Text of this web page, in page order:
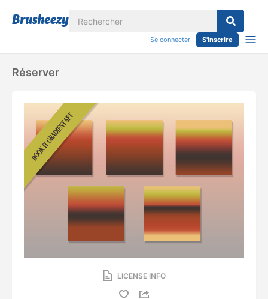
Se connecter S'inscrire
Réserver
LICENSE INFO